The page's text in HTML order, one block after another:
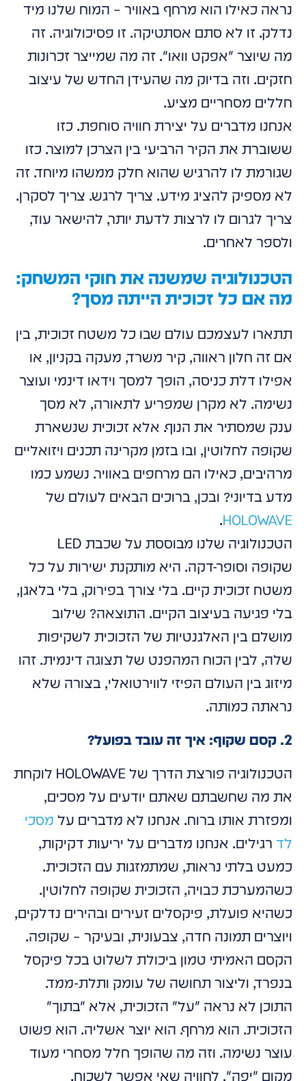
נראה כאילו הוא מרחף באוויר – המוח שלנו מיד
נדלק. זו לא סתם אסתטיקה. זו פסיכולוגיה. זה
מה שיוצר "אפקט וואו". זה מה שמייצר זכרונות
חזקים. וזה בדיוק מה שהעידן החדש של עיצוב
חללים מסחריים מציע.
אנחנו מדברים על יצירת חוויה סוחפת. כזו
ששוברת את הקיר הרביעי בין הצרכן למוצר. כזו
שגורמת לו להרגיש שהוא חלק ממשהו מיוחד. זה
לא מספיק להציג מידע. צריך לרגש. צריך לסקרן.
צריך לגרום לו לרצות לדעת יותר, להישאר עוד,
ולספר לאחרים.
הטכנולוגיה שמשנה את חוקי המשחק:
מה אם כל זכוכית הייתה מסך?
תתארו לעצמכם עולם שבו כל משטח זכוכית, בין
אם זה חלון ראווה, קיר משרד, מעקה בקניון, או
אפילו דלת כניסה, הופך למסך וידאו דינמי ועוצר
נשימה. לא מקרן שמפריע לתאורה, לא מסך
ענק שמסתיר את הנוף. אלא זכוכית שנשארת
שקופה לחלוטין, ובו בזמן מקרינה תכנים ויזואליים
מרהיבים, כאילו הם מרחפים באוויר. נשמע כמו
מדע בדיוני? ובכן, ברוכים הבאים לעולם של
HOLOWAVE
.
הטכנולוגיה שלנו מבוססת על שכבת LED
שקופה וסופר-דקה. היא מותקנת ישירות על כל
משטח זכוכית קיים. בלי צורך בפירוק, בלי בלאגן,
בלי פגיעה בעיצוב הקיים. התוצאה? שילוב
מושלם בין האלגנטיות של הזכוכית לשקיפות
שלה, לבין הכוח המהפנט של תצוגה דינמית. זהו
מיזוג בין העולם הפיזי לווירטואלי, בצורה שלא
נראתה כמותה.
2. קסם שקוף: איך זה עובד בפועל?
הטכנולוגיה פורצת הדרך של HOLOWAVE לוקחת
את מה שחשבתם שאתם יודעים על מסכים,
ומפזרת אותו ברוח. אנחנו לא מדברים על מסכי
לד רגילים. אנחנו מדברים על יריעות דקיקות,
כמעט בלתי נראות, שמתמזגות עם הזכוכית.
כשהמערכת כבויה, הזכוכית שקופה לחלוטין.
כשהיא פועלת, פיקסלים זעירים ובהירים נדלקים,
ויוצרים תמונה חדה, צבעונית, ובעיקר – שקופה.
הקסם האמיתי טמון ביכולת לשלוט בכל פיקסל
בנפרד, וליצור תחושה של עומק ותלת-ממד.
התוכן לא נראה "על" הזכוכית, אלא "בתוך"
הזכוכית. הוא מרחף. הוא יוצר אשליה. הוא פשוט
עוצר נשימה. וזה מה שהופך חלל מסחרי מעוד
מקום "יפה", לחוויה שאי אפשר לשכוח.